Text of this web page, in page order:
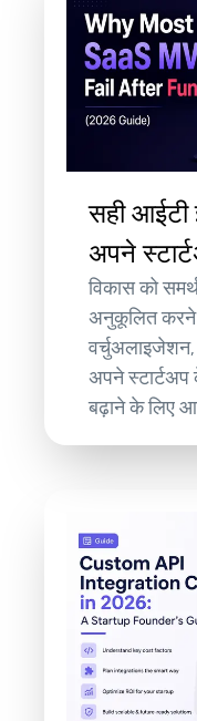
सही
अपने
विकास को
अनुकूलित करने
अपने स्टार्टअप
बढ़ाने के लिए